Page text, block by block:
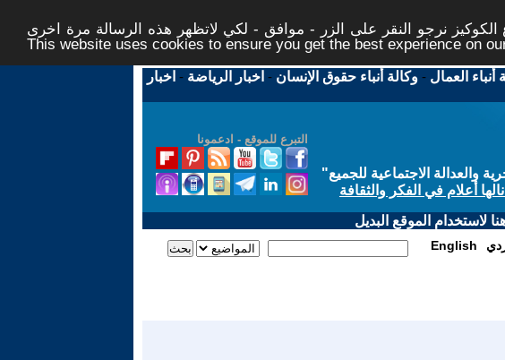
نرجو النقر على الزر - موافق - لكي لاتظهر هذه الرسالة مرة اخرى -
This website uses cookies to ensure you get the best experience on
أنباء العمال -وكالة أنباء حقوق الإنسان - اخبار الرياضة - اخبار
التبرع للموقع - ادعمونا
الاجتماعية للجميع"
أعلام في الفكر والثقافة
لاستخدام الموقع البديل
English